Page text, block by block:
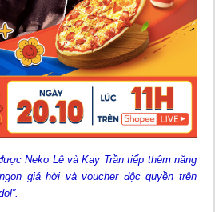
Neko Lê và Kay Trần tiếp thêm năng
giá hời và voucher độc quyền trên